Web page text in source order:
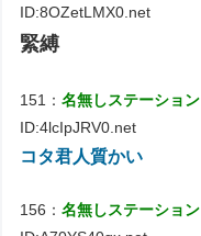
ID:8OZetLMX0.net
緊縛
151：名無しステーション
ID:4lcIpJRV0.net
コタ君人質かい
156：名無しステーション